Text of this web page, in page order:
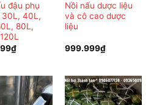
đậu phụ
30L, 40L,
80L,
₫
Nồi nấu dược liệu
và cô cao dược
liệu
999.999₫